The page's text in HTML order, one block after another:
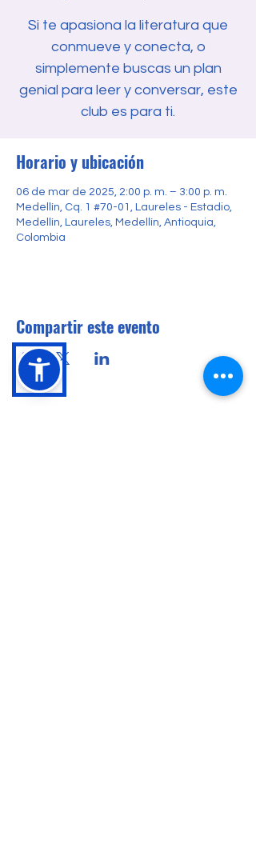
Si te apasiona la literatura que
conmueve y conecta, o
simplemente buscas un plan
genial para leer y conversar, este
club es para ti.
Horario y ubicación
06 de mar de 2025, 2:00 p. m. – 3:00 p. m.
Medellín, Cq. 1 #70-01, Laureles - Estadio,
Medellín, Laureles, Medellín, Antioquia,
Colombia
Compartir este evento